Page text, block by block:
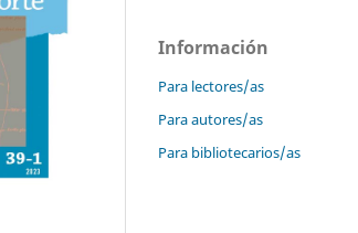
Información
Para lectores/as
Para autores/as
Para bibliotecarios/as